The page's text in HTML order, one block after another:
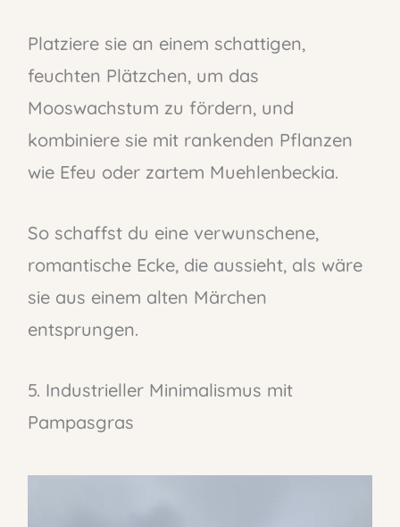
Platziere sie an einem schattigen,
feuchten Plätzchen, um das
Mooswachstum zu fördern, und
kombiniere sie mit rankenden Pflanzen
wie Efeu oder zartem Muehlenbeckia.
So schaffst du eine verwunschene,
romantische Ecke, die aussieht, als wäre
sie aus einem alten Märchen
entsprungen.
5. Industrieller Minimalismus mit
Pampasgras